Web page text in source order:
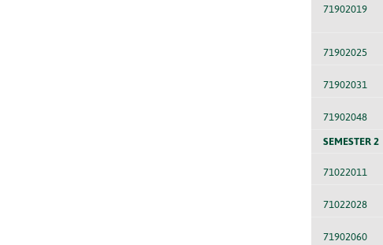
71902019
71902025
71902031
71902048
SEMESTER 2
71022011
71022028
71902060